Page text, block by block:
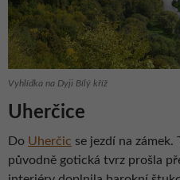
Vyhlídka na Dyji Bílý kříž
Uherčice
Do Uherčic se jezdí na zámek.
původně gotická tvrz prošla